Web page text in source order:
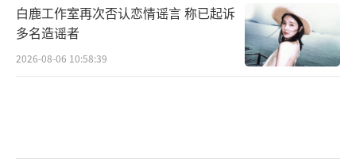
白鹿工作室再次否认恋情谣言 称已起诉
多名造谣者
2026-08-06 10:58:39